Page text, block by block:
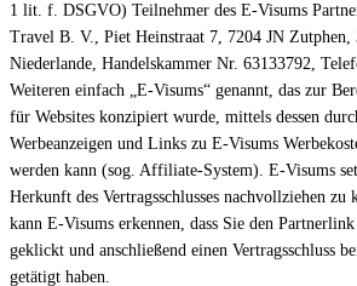
1 lit. f. DSGVO) Teilnehmer des E-Visums
Travel B. V., Piet Heinstraat 7, 7204 JN Zutphen,
Niederlande, Handelskammer Nr. 63133792,
Weiteren einfach „E-Visums“ genannt, das zur
für Websites konzipiert wurde, mittels dessen
Werbeanzeigen und Links zu E-Visums
werden kann (sog. Affiliate-System). E-Visums
Herkunft des Vertragsschlusses nachvollziehen zu
kann E-Visums erkennen, dass Sie den
geklickt und anschließend einen Vertragsschluss
getätigt haben.